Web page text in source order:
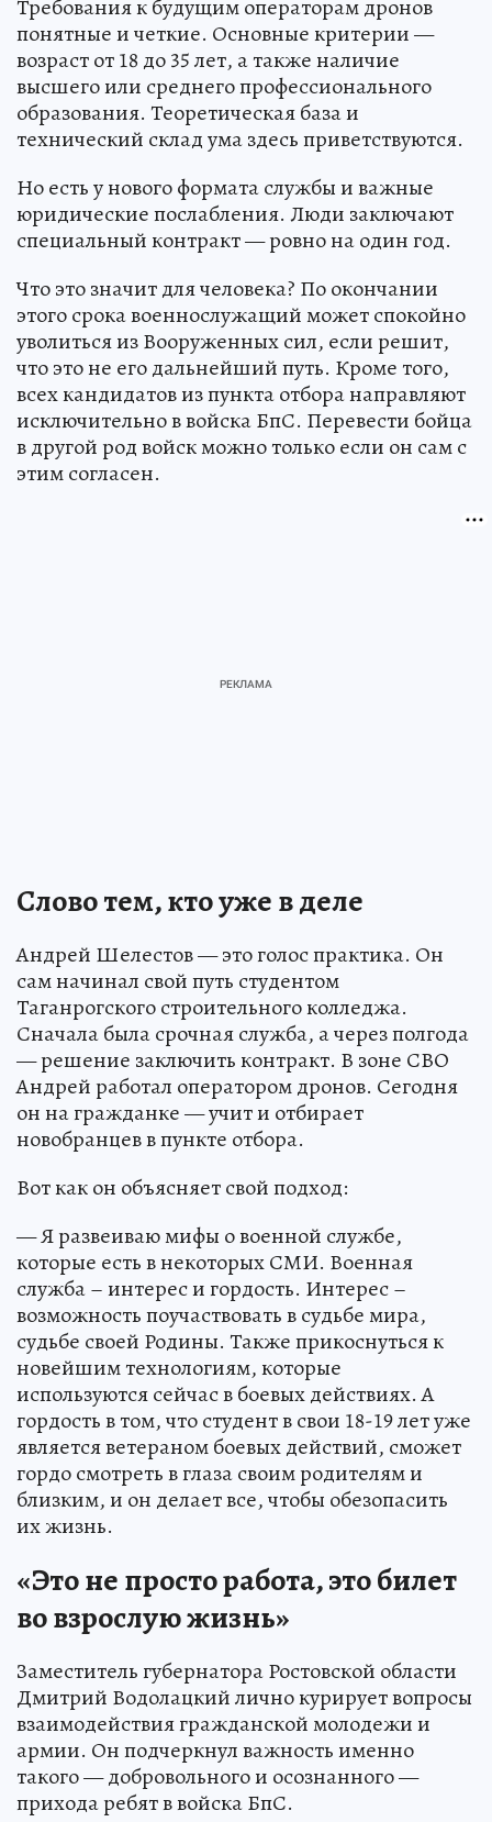
Требования к будущим операторам дронов
понятные и четкие. Основные критерии —
возраст от 18 до 35 лет, а также наличие
высшего или среднего профессионального
образования. Теоретическая база и
технический склад ума здесь приветствуются.
Но есть у нового формата службы и важные
юридические послабления. Люди заключают
специальный контракт — ровно на один год.
Что это значит для человека? По окончании
этого срока военнослужащий может спокойно
уволиться из Вооруженных сил, если решит,
что это не его дальнейший путь. Кроме того,
всех кандидатов из пункта отбора направляют
исключительно в войска БпС. Перевести бойца
в другой род войск можно только если он сам с
этим согласен.
Слово тем, кто уже в деле
Андрей Шелестов — это голос практика. Он
сам начинал свой путь студентом
Таганрогского строительного колледжа.
Сначала была срочная служба, а через полгода
— решение заключить контракт. В зоне СВО
Андрей работал оператором дронов. Сегодня
он на гражданке — учит и отбирает
новобранцев в пункте отбора.
Вот как он объясняет свой подход:
— Я развеиваю мифы о военной службе,
которые есть в некоторых СМИ. Военная
служба – интерес и гордость. Интерес –
возможность поучаствовать в судьбе мира,
судьбе своей Родины. Также прикоснуться к
новейшим технологиям, которые
используются сейчас в боевых действиях. А
гордость в том, что студент в свои 18-19 лет уже
является ветераном боевых действий, сможет
гордо смотреть в глаза своим родителям и
близким, и он делает все, чтобы обезопасить
их жизнь.
«Это не просто работа, это билет
во взрослую жизнь»
Заместитель губернатора Ростовской области
Дмитрий Водолацкий лично курирует вопросы
взаимодействия гражданской молодежи и
армии. Он подчеркнул важность именно
такого — добровольного и осознанного —
прихода ребят в войска БпС.